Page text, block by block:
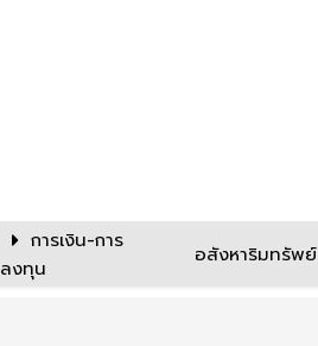
การเงิน-การ
ลงทุน
อสังหาริมทรัพย์